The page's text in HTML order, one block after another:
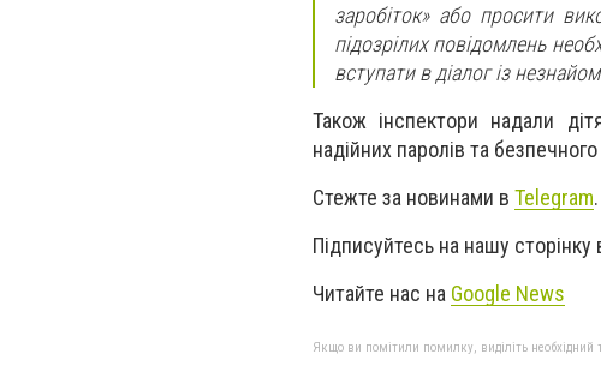
заробіток» або просити
підозрілих повідомлень
вступати в діалог із
Також інспектори надали
надійних паролів та
Стежте за новинами в Telegram.
Підписуйтесь на нашу сторінку
Читайте нас на Google News
Якщо ви помітили помилку, виділіть необхідний